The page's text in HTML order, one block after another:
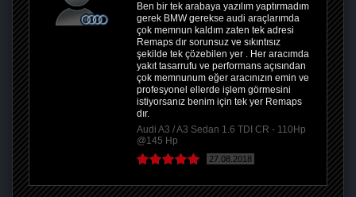
Ben bir tek arabaya yazılım yaptırmadım
gerek BMW gerekse audi araçlarımda
çok memnun kaldım zaten tek adresi
Remaps dır sorunsuz ve sıkıntısız
şekilde tek çözebilen yer . Her aracımda
yakıt tasarrufu ve performans açısından
çok memnunum eğer aracınızın emin ve
profesyonel ellerde işlem görmesini
istiyorsanız benim için tek yer Remaps
dır.
Audi A3 / A3 Sedan 1.6 TDI CR - 110Hp
@145 Hp
27.08.2018